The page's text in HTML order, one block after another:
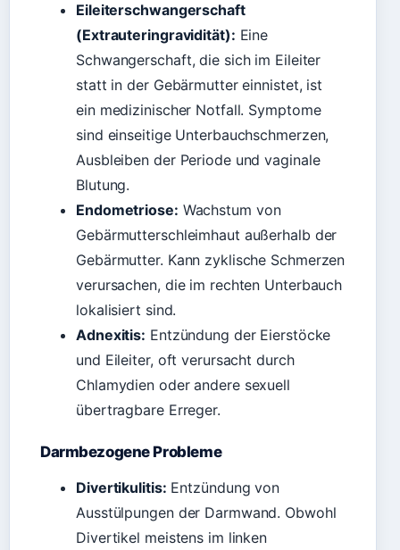
Eileiterschwangerschaft
(Extrauteringravidität): Eine
Schwangerschaft, die sich im Eileiter
statt in der Gebärmutter einnistet, ist
ein medizinischer Notfall. Symptome
sind einseitige Unterbauchschmerzen,
Ausbleiben der Periode und vaginale
Blutung.
Endometriose: Wachstum von
Gebärmutterschleimhaut außerhalb der
Gebärmutter. Kann zyklische Schmerzen
verursachen, die im rechten Unterbauch
lokalisiert sind.
Adnexitis: Entzündung der Eierstöcke
und Eileiter, oft verursacht durch
Chlamydien oder andere sexuell
übertragbare Erreger.
Darmbezogene Probleme
Divertikulitis: Entzündung von
Ausstülpungen der Darmwand. Obwohl
Divertikel meistens im linken